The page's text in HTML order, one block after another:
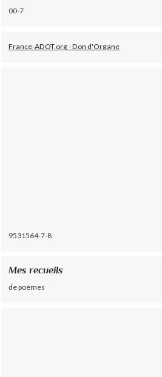
00-7
France-ADOT.org - Don d'Organe
9531564-7-8
Mes recueils
de poèmes